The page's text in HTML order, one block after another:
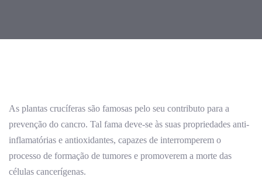
As plantas crucíferas são famosas pelo seu contributo para a
prevenção do cancro. Tal fama deve-se às suas propriedades anti-
inflamatórias e antioxidantes, capazes de interromperem o
processo de formação de tumores e promoverem a morte das
células cancerígenas.
navigation